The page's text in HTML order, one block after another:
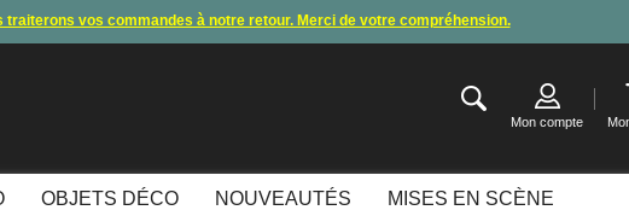
traiterons vos commandes à notre retour. Merci de votre compréhension.
paypal ne fonctionnent plus , merci de nous contacter ou attendre notre appel pour les
Mon compte
OBJETS DÉCO NOUVEAUTÉS MISES EN SCÈNE